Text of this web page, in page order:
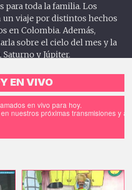
para toda la familia. Los
viaje por distintos hechos
en Colombia. Además,
sobre el cielo del mes y la
y Júpiter.
EN VIVO
en vivo para hoy.
nuestros próximas transmisiones y